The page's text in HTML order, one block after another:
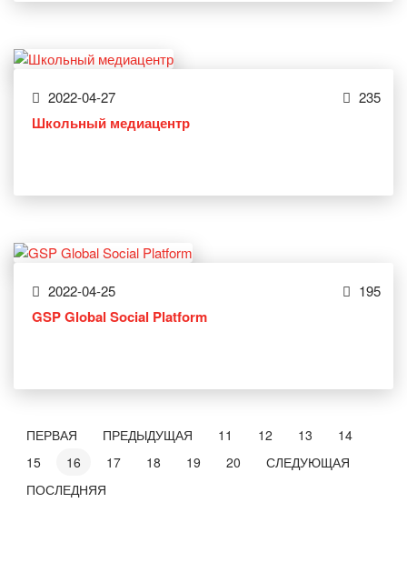
2022-04-27 235
Школьный медиацентр
2022-04-25 195
GSP Global Social Platform
ПЕРВАЯ ПРЕДЫДУЩАЯ 11 12 13
14
15
16 17 18 19 20
СЛЕДУЮЩАЯ
ПОСЛЕДНЯЯ